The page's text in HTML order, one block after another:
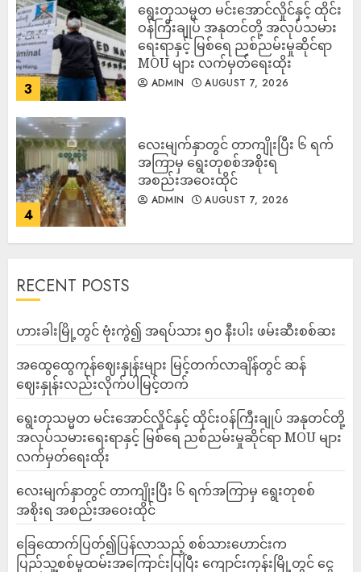
3
ရွေးတုသမ္မတ မင်းအောင်လှိုင်နှင့် ထိုင်း
ဝန်ကြီးချုပ် အနုတင်တို့ အလုပ်သမား
ရေးရာနှင့် မြစ်ရေ ညစ်ညမ်းမှုဆိုင်ရာ
MOU များ လက်မှတ်ရေးထိုး
ADMIN AUGUST 7, 2026
4
လေးမျက်နှာတွင် တာကျိုးပြီး ၆ ရက်
အကြာမှ ရွေးတုစစ်အစိုးရ
အစည်းအဝေးထိုင်
ADMIN AUGUST 7, 2026
RECENT POSTS
ဟားခါးမြို့တွင် ဗုံးကွဲ၍ အရပ်သား ၅၀ နီးပါး ဖမ်းဆီးစစ်ဆး
အထွေထွေကုန်ဈေးနှုန်းများ မြင့်တက်လာချိန်တွင် ဆန်
ဈေးနှုန်းလည်းလိုက်ပါမြင့်တက်
ရွေးတုသမ္မတ မင်းအောင်လှိုင်နှင့် ထိုင်းဝန်ကြီးချုပ် အနုတင်တို့
အလုပ်သမားရေးရာနှင့် မြစ်ရေ ညစ်ညမ်းမှုဆိုင်ရာ MOU များ
လက်မှတ်ရေးထိုး
လေးမျက်နှာတွင် တာကျိုးပြီး ၆ ရက်အကြာမှ ရွေးတုစစ်
အစိုးရ အစည်းအဝေးထိုင်
ခြေထောက်ပြတ်၍ပြန်လာသည့် စစ်သားဟောင်းက
ပြည်သူ့စစ်မှုထမ်းအကြောင်းပြပြီး ကျောင်းကုန်းမြို့တွင် ငွေ